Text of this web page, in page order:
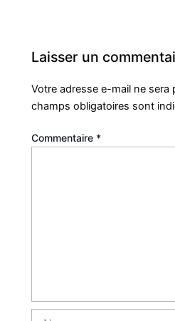
Laisser un
Votre adresse e-mail ne sera
champs obligatoires sont
Commentaire *